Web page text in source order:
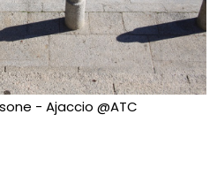
- Ajaccio @ATC